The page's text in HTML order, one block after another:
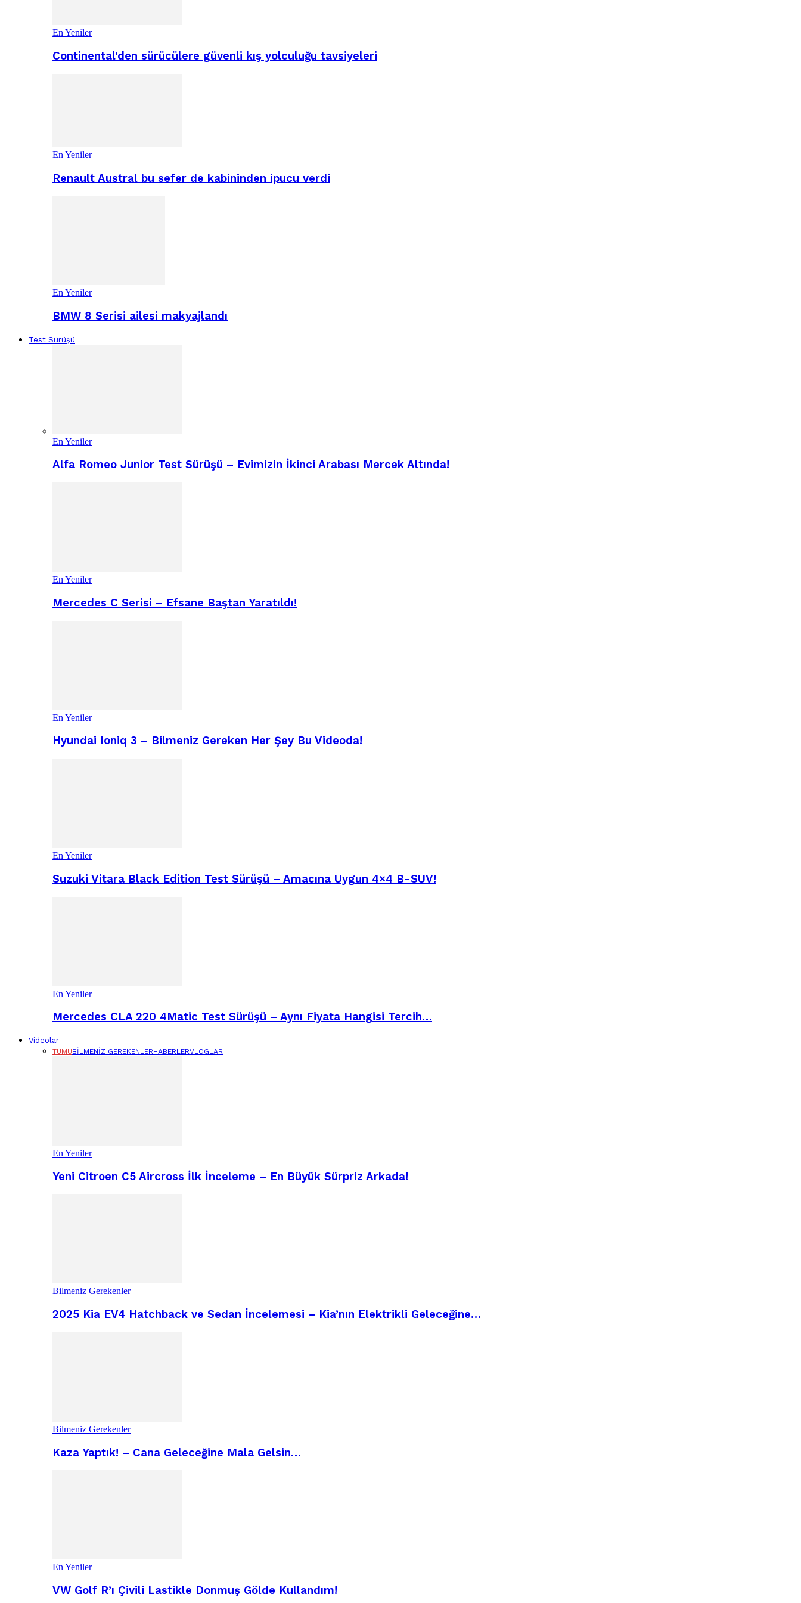
En Yeniler
Continental’den sürücülere güvenli kış yolculuğu tavsiyeleri
En Yeniler
Renault Austral bu sefer de kabininden ipucu verdi
En Yeniler
BMW 8 Serisi ailesi makyajlandı
Test Sürüşü
En Yeniler
Alfa Romeo Junior Test Sürüşü – Evimizin İkinci Arabası Mercek Altında!
En Yeniler
Mercedes C Serisi – Efsane Baştan Yaratıldı!
En Yeniler
Hyundai Ioniq 3 – Bilmeniz Gereken Her Şey Bu Videoda!
En Yeniler
Suzuki Vitara Black Edition Test Sürüşü – Amacına Uygun 4×4 B-SUV!
En Yeniler
Mercedes CLA 220 4Matic Test Sürüşü – Aynı Fiyata Hangisi Tercih…
Videolar
TÜMÜBILMENIZ GEREKENLERHABERLERVLOGLAR
En Yeniler
Yeni Citroen C5 Aircross İlk İnceleme – En Büyük Sürpriz Arkada!
Bilmeniz Gerekenler
2025 Kia EV4 Hatchback ve Sedan İncelemesi – Kia’nın Elektrikli Geleceğine…
Bilmeniz Gerekenler
Kaza Yaptık! – Cana Geleceğine Mala Gelsin…
En Yeniler
VW Golf R’ı Çivili Lastikle Donmuş Gölde Kullandım!